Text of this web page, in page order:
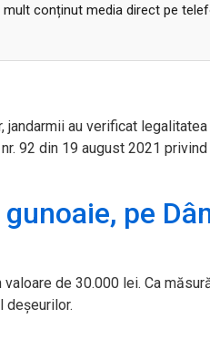
conținut media direct pe
jandarmii au verificat
92 din 19 august 2021 privind
pe
valoare de 30.000 lei. Ca
deșeurilor.